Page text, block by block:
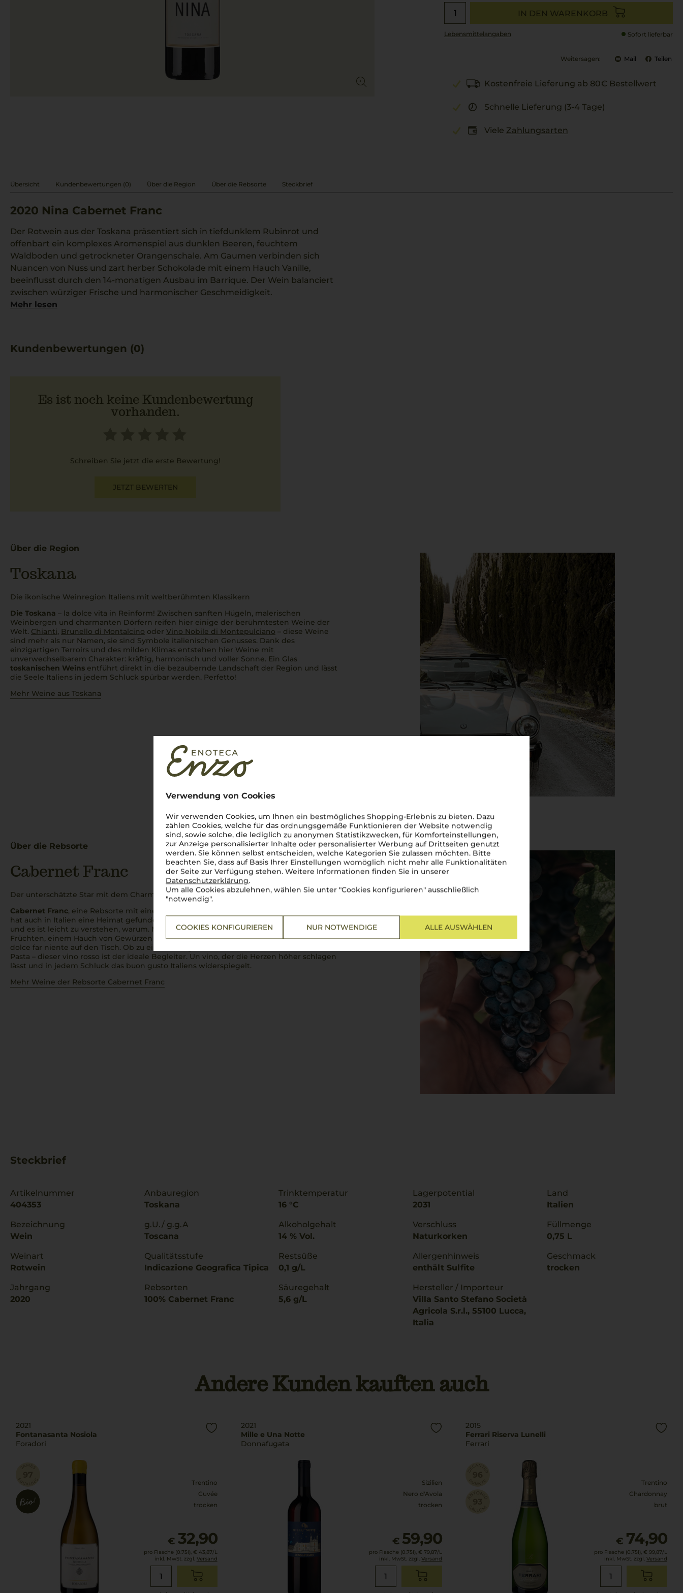
Verwendung von Cookies
Wir verwenden Cookies, um Ihnen ein bestmögliches Shopping-Erlebnis zu bieten. Dazu
zählen Cookies, welche für das ordnungsgemäße Funktionieren der Website notwendig
sind, sowie solche, die lediglich zu anonymen Statistikzwecken, für Komforteinstellungen,
zur Anzeige personalisierter Inhalte oder personalisierter Werbung auf Drittseiten genutzt
werden. Sie können selbst entscheiden, welche Kategorien Sie zulassen möchten. Bitte
beachten Sie, dass auf Basis Ihrer Einstellungen womöglich nicht mehr alle Funktionalitäten
der Seite zur Verfügung stehen. Weitere Informationen finden Sie in unserer
Datenschutzerklärung.
Um alle Cookies abzulehnen, wählen Sie unter "Cookies konfigurieren" ausschließlich
"notwendig".
COOKIES KONFIGURIEREN NUR NOTWENDIGE ALLE AUSWÄHLEN
IN DEN WARENKORB
Lebensmittel­angaben Sofort lieferbar
Weitersagen: Mail Teilen
Kostenfreie Lieferung ab 80€ Bestellwert
Schnelle Lieferung (3-4 Tage)
Viele Zahlungsarten
Übersicht Kundenbewertungen (0) Über die Region Über die Rebsorte Steckbrief
2020 Nina Cabernet Franc
Der Rotwein aus der Toskana präsentiert sich in tiefdunklem Rubinrot und
offenbart ein komplexes Aromenspiel aus dunklen Beeren, feuchtem
Waldboden und getrockneter Orangenschale. Am Gaumen verbinden sich
Nuancen von Nuss und zart herber Schokolade mit einem Hauch Vanille,
beeinflusst durch den 14-monatigen Ausbau im Barrique. Der Wein balanciert
zwischen würziger Frische und harmonischer Geschmeidigkeit.
Villa Santo Stefano nutzt die besonderen Bedingungen der Region, darunter
Cinghiale, wo er den Geschmack optimal ergänzt.
Mehr lesen
Kundenbewertungen (0)
Es ist noch keine Kundenbewertung
vorhanden.
Schreiben Sie jetzt die erste Bewertung!
JETZT BEWERTEN
Über die Region
Toskana
Die ikonische Weinregion Italiens mit weltberühmten Klassikern
Die Toskana – la dolce vita in Reinform! Zwischen sanften Hügeln, malerischen
Weinbergen und charmanten Dörfern reifen hier einige der berühmtesten Weine der
Welt. Chianti, Brunello di Montalcino oder Vino Nobile di Montepulciano – diese Weine
sind mehr als nur Namen, sie sind Symbole italienischen Genusses. Dank des
einzigartigen Terroirs und des milden Klimas entstehen hier Weine mit
unverwechselbarem Charakter: kräftig, harmonisch und voller Sonne. Ein Glas
toskanischen Weins entführt direkt in die bezaubernde Landschaft der Region und lässt
die Seele Italiens in jedem Schluck spürbar werden. Perfetto!
Mehr Weine aus Toskana
Über die Rebsorte
Cabernet Franc
Der unterschätzte Star mit dem Charme Italiens
Cabernet Franc, eine Rebsorte mit einer langen Geschichte und Wurzeln im Bordeaux,
hat auch in Italien eine Heimat gefunden. Hier wird er mit
und es ist leicht zu verstehen, warum. Mit seinen eleganten Aromen von reifen roten
Früchten, einem Hauch von Gewürzen und einer dezenten Kräuternote bringt er das
dolce far niente auf den Tisch. Ob zu einem saftigen
Pasta – dieser vino rosso ist der ideale Begleiter. Un vino, der die Herzen höher schlagen
lässt und in jedem Schluck das buon gusto Italiens widerspiegelt.
Mehr Weine der Rebsorte Cabernet Franc
Steckbrief
Artikelnummer
404353
Bezeichnung
Wein
Weinart
Rotwein
Jahrgang
2020
Anbauregion
Toskana
g.U./ g.g.A
Toscana
Qualitätsstufe
Indicazione Geografica Tipica
Rebsorten
100% Cabernet Franc
Trinktemperatur
16 °C
Alkoholgehalt
14 % Vol.
Restsüße
0,1 g/L
Säuregehalt
5,6 g/L
Lagerpotential
2031
Verschluss
Naturkorken
Allergenhinweis
enthält Sulfite
Hersteller / Importeur
Villa Santo Stefano Società
Agricola S.r.l., 55100 Lucca,
Italia
Land
Italien
Füllmenge
0,75 L
Geschmack
trocken
Andere Kunden kauften auch
2021
Fontanasanta Nosiola
Foradori
Trentino
Cuvée
trocken
€ 32,90
pro Flasche (0.75l), € 43,87/L
inkl. MwSt. zzgl. Versand
2021
Mille e Una Notte
Donnafugata
Sizilien
Nero d'Avola
trocken
€ 59,90
pro Flasche (0.75l), € 79,87/L
inkl. MwSt. zzgl.Versand
2015
Ferrari Riserva Lunelli
Ferrari
Trentino
Chardonnay
brut
€ 74,90
pro Flasche (0.75l), € 99,87/L
inkl. MwSt. zzgl. Versand